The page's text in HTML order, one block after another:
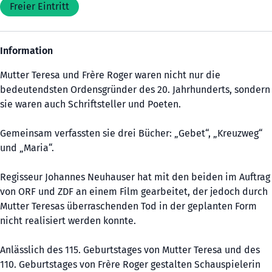
Freier Eintritt
Information
Mutter Teresa und Frère Roger waren nicht nur die
bedeutendsten Ordensgründer des 20. Jahrhunderts, sondern
sie waren auch Schriftsteller und Poeten.
Gemeinsam verfassten sie drei Bücher: „Gebet“, „Kreuzweg“
und „Maria“.
Regisseur Johannes Neuhauser hat mit den beiden im Auftrag
von ORF und ZDF an einem Film gearbeitet, der jedoch durch
Mutter Teresas überraschenden Tod in der geplanten Form
nicht realisiert werden konnte.
Anlässlich des 115. Geburtstages von Mutter Teresa und des
110. Geburtstages von Frère Roger gestalten Schauspielerin